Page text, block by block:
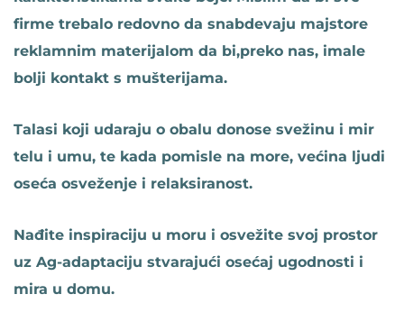
firme trebalo redovno da snabdevaju majstore
reklamnim materijalom da bi,preko nas, imale
bolji kontakt s mušterijama.
Talasi koji udaraju o obalu donose svežinu i mir
telu i umu, te kada pomisle na more, većina ljudi
oseća osveženje i relaksiranost.
Nađite inspiraciju u moru i osvežite svoj prostor
uz Ag-adaptaciju stvarajući osećaj ugodnosti i
mira u domu.